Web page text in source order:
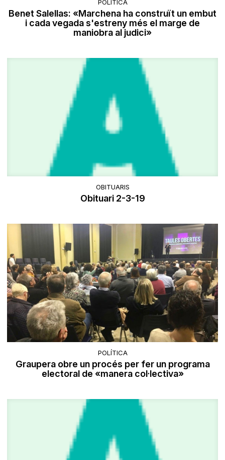
POLÍTICA
Benet Salellas: «Marchena ha construït un embut
i cada vegada s'estreny més el marge de
maniobra al judici»
OBITUARIS
Obituari 2-3-19
POLÍTICA
Graupera obre un procés per fer un programa
electoral de «manera col·lectiva»